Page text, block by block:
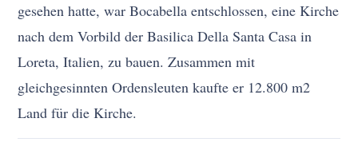
gesehen hatte, war Bocabella entschlossen, eine Kirche
nach dem Vorbild der Basilica Della Santa Casa in
Loreta, Italien, zu bauen. Zusammen mit
gleichgesinnten Ordensleuten kaufte er 12.800 m2
Land für die Kirche.